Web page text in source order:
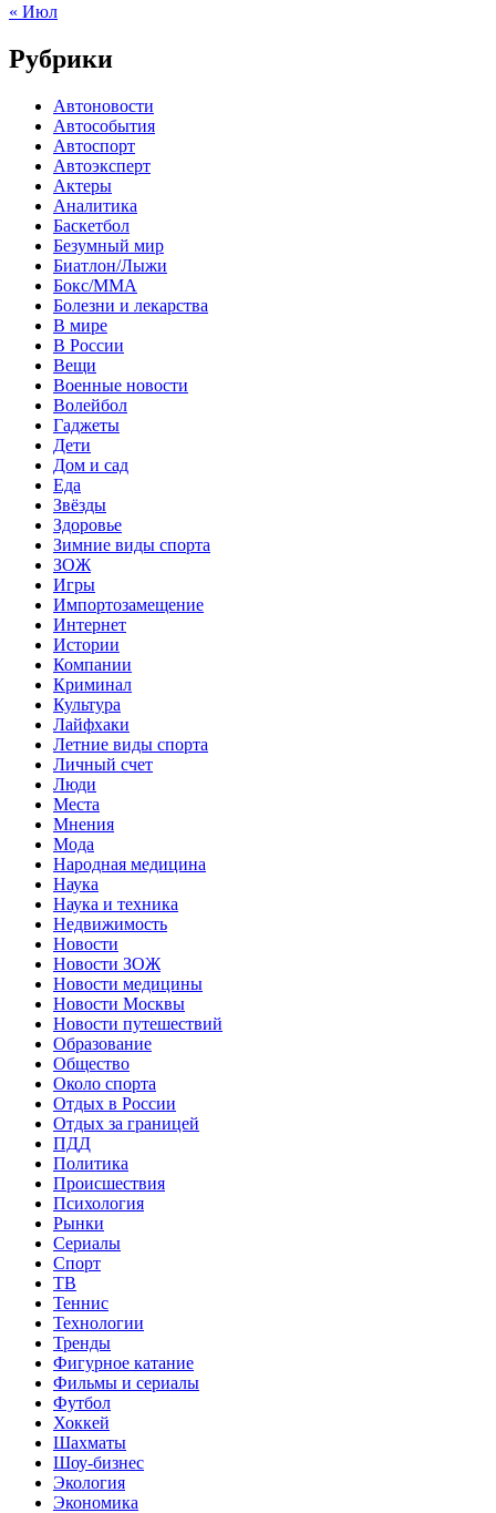
« Июл
Рубрики
Автоновости
Автособытия
Автоспорт
Автоэксперт
Актеры
Аналитика
Баскетбол
Безумный мир
Биатлон/Лыжи
Бокс/MMA
Болезни и лекарства
В мире
В России
Вещи
Военные новости
Волейбол
Гаджеты
Дети
Дом и сад
Еда
Звёзды
Здоровье
Зимние виды спорта
ЗОЖ
Игры
Импортозамещение
Интернет
Истории
Компании
Криминал
Культура
Лайфхаки
Летние виды спорта
Личный счет
Люди
Места
Мнения
Мода
Народная медицина
Наука
Наука и техника
Недвижимость
Новости
Новости ЗОЖ
Новости медицины
Новости Москвы
Новости путешествий
Образование
Общество
Около спорта
Отдых в России
Отдых за границей
ПДД
Политика
Происшествия
Психология
Рынки
Сериалы
Спорт
ТВ
Теннис
Технологии
Тренды
Фигурное катание
Фильмы и сериалы
Футбол
Хоккей
Шахматы
Шоу-бизнес
Экология
Экономика